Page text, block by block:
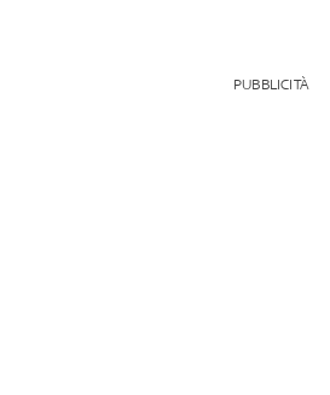
PUBBLICITÀ